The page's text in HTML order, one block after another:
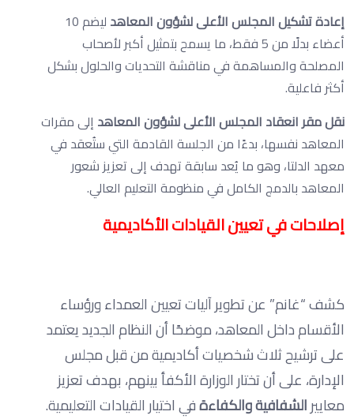
إعادة تشكيل المجلس الأعلى لشؤون المعاهد
ليضم 10
أعضاء بدلًا من 5 فقط، ما يسمح بتمثيل أكبر لأصحاب
المصلحة والمساهمة في مناقشة التحديات والحلول بشكل
أكثر فاعلية.
نقل مقر انعقاد المجلس الأعلى لشؤون المعاهد إلى مقرات
المعاهد نفسها، بدءًا من الجلسة القادمة التي ستُعقد في
معهد الدلتا، وهو ما يُعد سابقة تهدف إلى تعزيز شعور
المعاهد بالدمج الكامل في منظومة التعليم العالي.
إصلاحات في تعيين القيادات الأكاديمية
كشف “غانم” عن تطوير آليات تعيين العمداء ورؤساء
الأقسام داخل المعاهد، موضحًا أن النظام الجديد يعتمد
على ترشيح ثلاث شخصيات أكاديمية من قبل مجلس
الإدارة، على أن تختار الوزارة الأكفأ بينهم، بهدف تعزيز
معاييرالشفافية والكفاءةفي اختيار القيادات التعليمية.